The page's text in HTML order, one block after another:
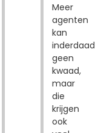
Meer
agenten
kan
inderdaad
geen
kwaad,
maar
die
krijgen
ook